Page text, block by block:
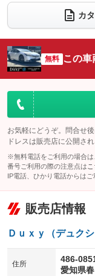
電動リアゲート
：装備あり
サイドカメラ
：装備あり
：装備なし
カ
無料 この
お気軽にどうぞ。問合せ
ドレスは販売店に公開され
※無料電話をご利用の場合
番号ご利用の際の注意点は
IP電話、ひかり電話からはご
販売店情報
Ｄｕｘｙ（デュク
住所
486-
愛知県